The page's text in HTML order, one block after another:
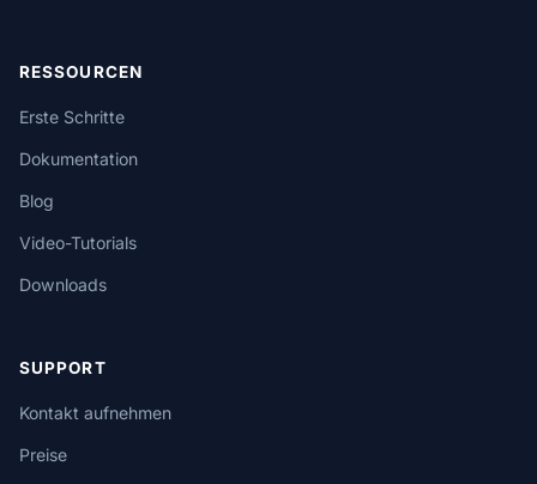
RESSOURCEN
Erste Schritte
Dokumentation
Blog
Video-Tutorials
Downloads
SUPPORT
Kontakt aufnehmen
Preise